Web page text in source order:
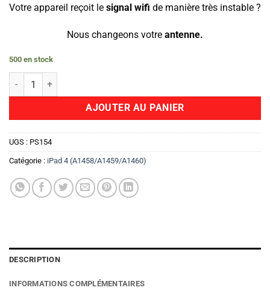
Votre appareil reçoit le signal wifi de manière très instable ?
Nous changeons votre antenne.
500 en stock
quantité de Wifi
AJOUTER AU PANIER
UGS : PS154
Catégorie : iPad 4 (A1458/A1459/A1460)
DESCRIPTION
INFORMATIONS COMPLÉMENTAIRES